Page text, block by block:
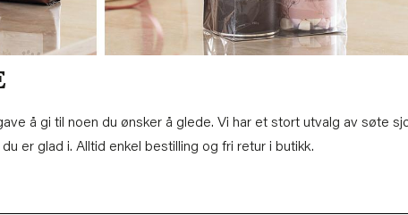
å gi til noen du ønsker å glede. Vi har et stort utvalg av søte
er glad i. Alltid enkel bestilling og fri retur i butikk.